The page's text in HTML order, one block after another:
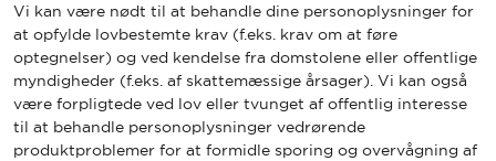
Vi kan være nødt til at behandle dine personoplysninger for
at opfylde lovbestemte krav (f.eks. krav om at føre
optegnelser) og ved kendelse fra domstolene eller offentlige
myndigheder (f.eks. af skattemæssige årsager). Vi kan også
være forpligtede ved lov eller tvunget af offentlig interesse
til at behandle personoplysninger vedrørende
produktproblemer for at formidle sporing og overvågning af